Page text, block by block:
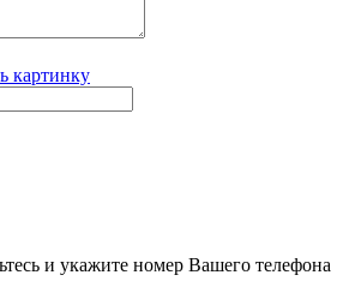
картинку
и укажите номер Вашего телефона